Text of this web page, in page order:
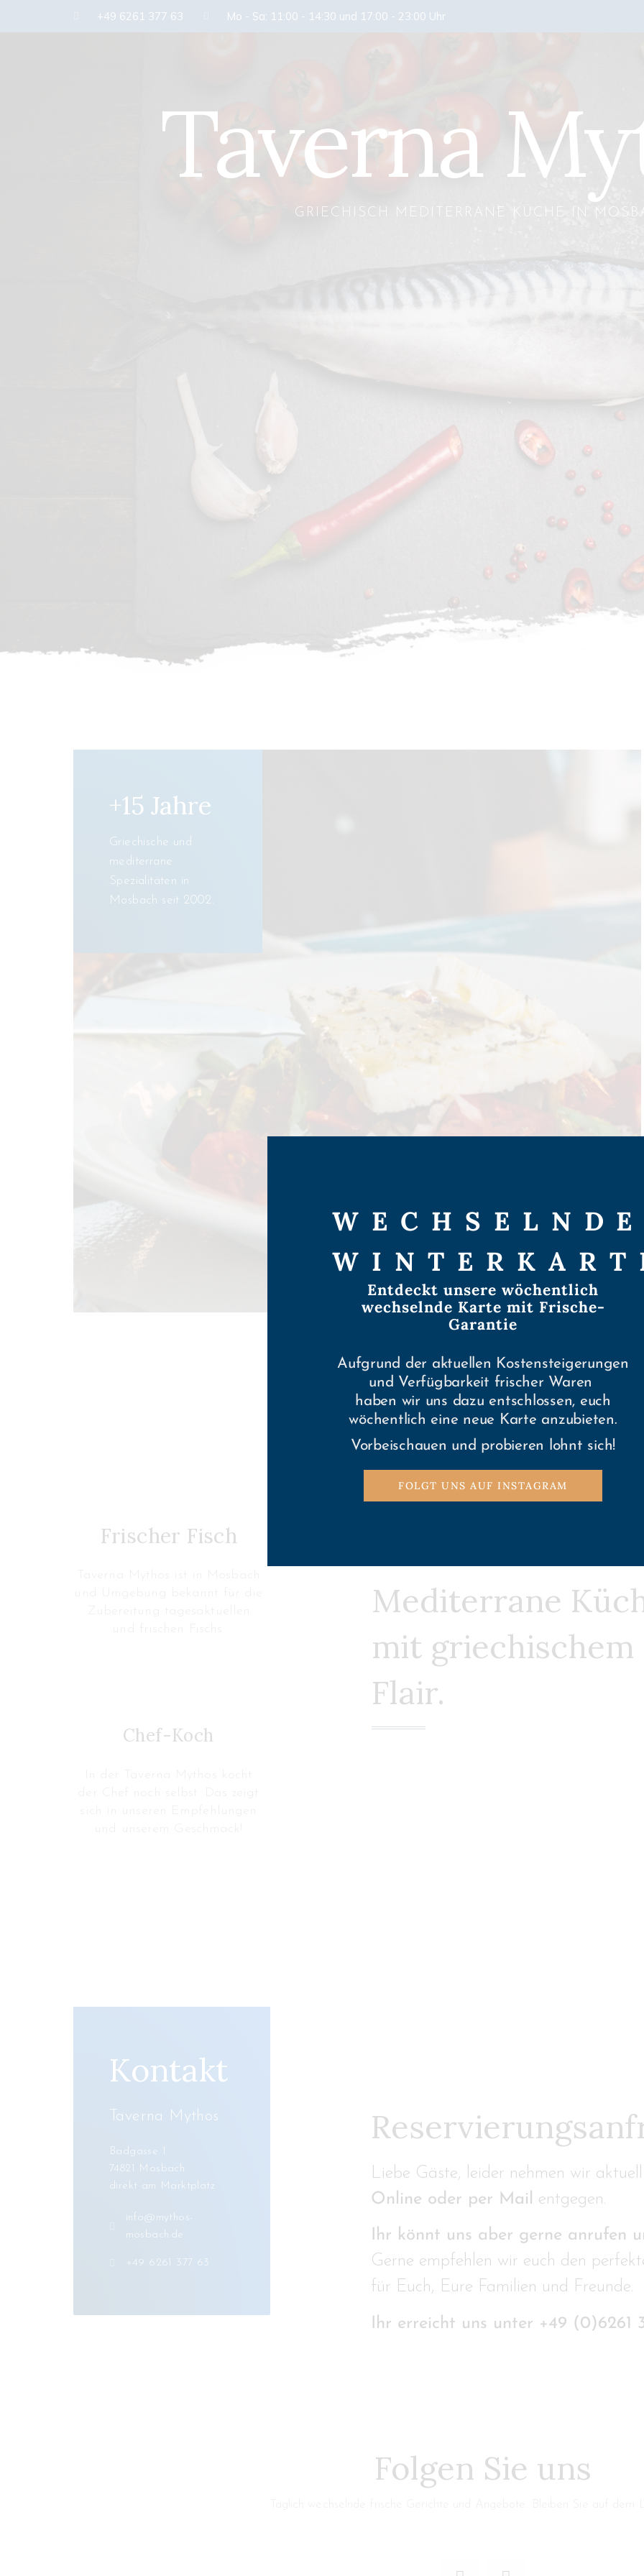
+49 6261 377 63 Mo - Sa: 11:00 - 14:30 und 17:00 - 23:00 Uhr
Taverna
GRIECHISCH MEDITERRANE KÜCHE IN
+15 Jahre
Griechische und
mediterrane
Spezialitäten in
Mosbach seit 2002.
Frischer Fisch
Chef-Koch
Mediterrane
mit griechischem
Flair.
Kontakt
Taverna Mythos
Badgasse 1
74821 Mosbach
direkt am Marktplatz
info@mythos-
mosbach.de
+49 6261 377 63
Liebe Gäste, leider nehmen wir
Online oder per Mail entgegen.
Ihr könnt uns aber gerne anrufen
Gerne empfehlen wir euch den
für Euch, Eure Familien und Freunde.
Ihr erreicht uns unter +49 (0)6261
Folgen Sie uns
WECHSELNDE
Entdeckt unsere wöchentlich
wechselnde Karte mit Frische-
Garantie
Aufgrund der aktuellen Kostensteigerungen
und Verfügbarkeit frischer Waren
haben wir uns dazu entschlossen, euch
wöchentlich eine neue Karte anzubieten.
Vorbeischauen und probieren lohnt sich!
FOLGT UNS AUF INSTAGRAM